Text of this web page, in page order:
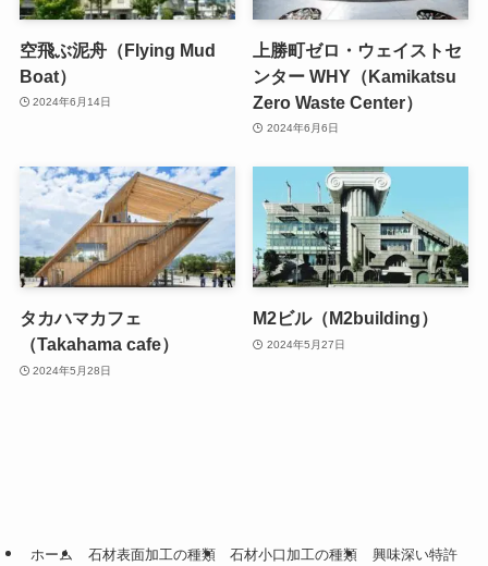
空飛ぶ泥舟（Flying Mud
Boat）
2024年6月14日
上勝町ゼロ・ウェイストセ
ンター WHY（Kamikatsu
Zero Waste Center）
2024年6月6日
タカハマカフェ
（Takahama cafe）
2024年5月28日
M2ビル（M2building）
2024年5月27日
ホーム 石材表面加工の種類 石材小口加工の種類 興味深い特許